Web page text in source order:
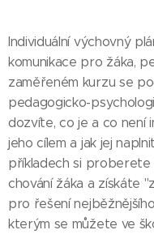
Individuální výchovný
komunikace pro žáka,
zaměřeném kurzu se
pedagogicko-
dozvíte, co je a co není
jeho cílem a jak jej
příkladech si
chování žáka a získáte
pro řešení
kterým se můžete ve